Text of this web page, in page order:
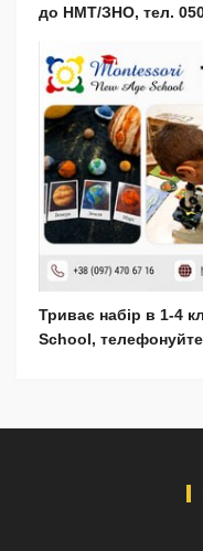
до НМТ/ЗНО, тел.
Триває набір в 1-4
School,